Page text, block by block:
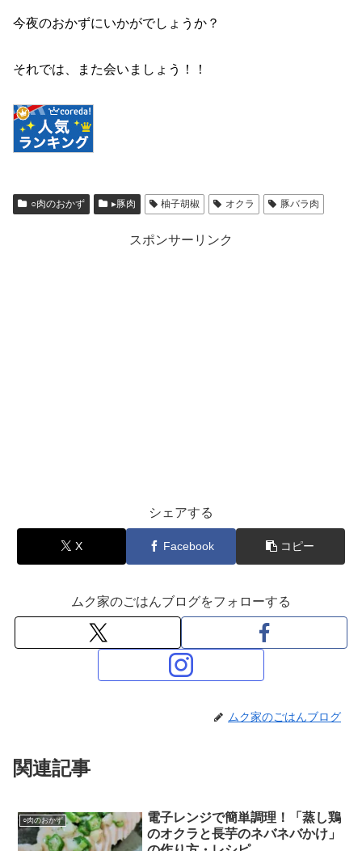
今夜のおかずにいかがでしょうか？
それでは、また会いましょう！！
○肉のおかず ▸豚肉 柚子胡椒 オクラ 豚バラ肉
スポンサーリンク
シェアする
X Facebook コピー
ムク家のごはんブログをフォローする
ムク家のごはんブログ
関連記事
○肉のおかず
電子レンジで簡単調理！「蒸し鶏
のオクラと長芋のネバネバかけ」